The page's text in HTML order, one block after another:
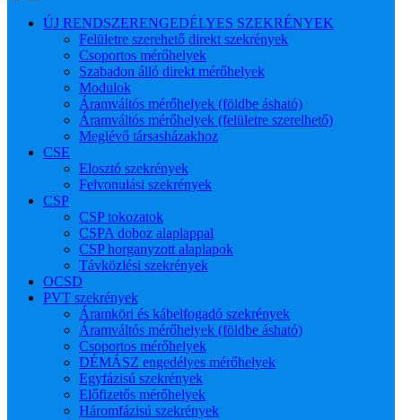
ÚJ RENDSZERENGEDÉLYES SZEKRÉNYEK
Felületre szerehető direkt szekrények
Csoportos mérőhelyek
Szabadon álló direkt mérőhelyek
Modulok
Áramváltós mérőhelyek (földbe ásható)
Áramváltós mérőhelyek (felületre szerelhető)
Meglévő társasházakhoz
CSE
Elosztó szekrények
Felvonulási szekrények
CSP
CSP tokozatok
CSPA doboz alaplappal
CSP horganyzott alaplapok
Távközlési szekrények
OCSD
PVT szekrények
Áramköri és kábelfogadó szekrények
Áramváltós mérőhelyek (földbe ásható)
Csoportos mérőhelyek
DÉMÁSZ engedélyes mérőhelyek
Egyfázisú szekrények
Előfizetős mérőhelyek
Háromfázisú szekrények